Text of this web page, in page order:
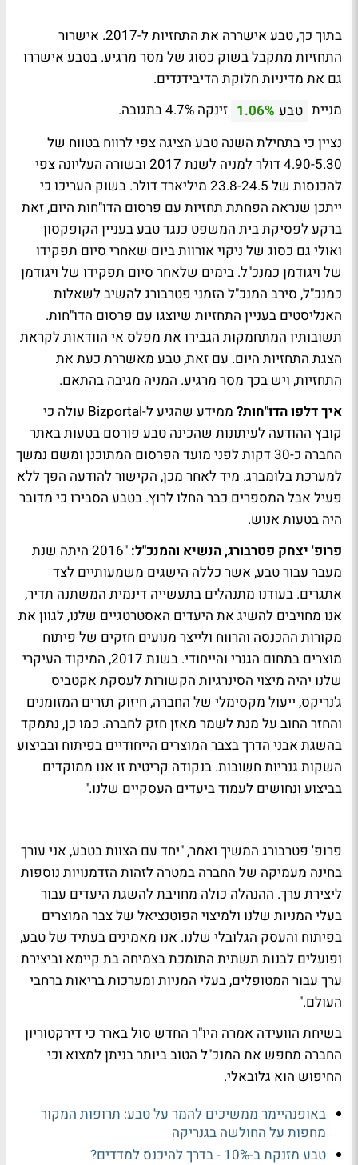
בתוך כך, טבע אישררה את התחזיות ל-2017. אישרור
התחזיות מתקבל בשוק כסוג של מסר מרגיע. בטבע אישררו
גם את מדיניות חלוקת הדיבידנדים.
מניית טבע 1.06% זינקה 4.7% בתגובה.
נציין כי בתחילת השנה טבע הציגה צפי לרווח בטווח של
4.90-5.30 דולר למניה לשנת 2017 ובשורה העליונה צפי
להכנסות של 23.8-24.5 מיליארד דולר. בשוק העריכו כי
ייתכן שנראה הפחתת תחזיות עם פרסום הדו"חות היום, זאת
ברקע לפסיקת בית המשפט כנגד טבע בעניין הקופקסון
ואולי גם כסוג של ניקוי אורוות ביום שאחרי סיום תפקידו
של ויגודמן כמנכ"ל. בימים שלאחר סיום תפקידו של ויגודמן
כמנכ"ל, סירב המנכ"ל הזמני פטרבורג להשיב לשאלות
האנליסטים בעניין התחזיות שיוצגו עם פרסום הדו"חות.
תשובותיו המתחמקות הגבירו את מפלס אי הוודאות לקראת
הצגת התחזיות היום. עם זאת, טבע מאשררת כעת את
התחזיות, ויש בכך מסר מרגיע. המניה מגיבה בהתאם.
איך דלפו הדו"חות?
ממידע שהגיע ל-Bizportal עולה כי
קובץ ההודעה לעיתונות שהכינה טבע פורסם בטעות באתר
החברה כ-30 דקות לפני מועד הפרסום המתוכנן ומשם נמשך
למערכת בלומברג. מיד לאחר מכן, הקישור להודעה הפך ללא
פעיל אבל המספרים כבר החלו לרוץ. בטבע הסבירו כי מדובר
היה בטעות אנוש.
פרופ' יצחק פטרבורג, הנשיא והמנכ"ל:
"2016 היתה שנת
מעבר עבור טבע, אשר כללה הישגים משמעותיים לצד
אתגרים. בעודנו מתנהלים בתעשייה דינמית המשתנה תדיר,
אנו מחויבים להשיג את היעדים האסטרטגיים שלנו, לגוון את
מקורות ההכנסה והרווח ולייצר מנועים חזקים של פיתוח
מוצרים בתחום הגנרי והייחודי. בשנת 2017, המיקוד העיקרי
שלנו יהיה מיצוי הסינרגיות הקשורות לעסקת אקטביס
ג'נריקס, ייעול מקסימלי של החברה, חיזוק תזרים המזומנים
והחזר החוב על מנת לשמר מאזן חזק לחברה. כמו כן, נתמקד
בהשגת אבני הדרך בצבר המוצרים הייחודיים בפיתוח ובביצוע
השקות גנריות חשובות. בנקודה קריטית זו אנו ממוקדים
בביצוע ונחושים לעמוד ביעדים העסקיים שלנו."
פרופ' פטרבורג המשיך ואמר, "יחד עם הצוות בטבע, אני עורך
בחינה מעמיקה של החברה במטרה לזהות הזדמנויות נוספות
ליצירת ערך. ההנהלה כולה מחויבת להשגת היעדים עבור
בעלי המניות שלנו ולמיצוי הפוטנציאל של צבר המוצרים
בפיתוח והעסק הגלובלי שלנו. אנו מאמינים בעתיד של טבע,
ופועלים לבנות תשתית התומכת בצמיחה בת קיימא וביצירת
ערך עבור המטופלים, בעלי המניות ומערכות בריאות ברחבי
העולם."
בשיחת הוועידה אמרה היו"ר החדש סול בארר כי דירקטוריון
החברה מחפש את המנכ"ל הטוב ביותר בניתן למצוא וכי
החיפוש הוא גלובאלי.
באופנהיימר ממשיכים להמר על טבע: תרופות המקור
מחפות על החולשה בגנריקה
טבע מזנקת ב-10% - בדרך להיכנס למדדים?